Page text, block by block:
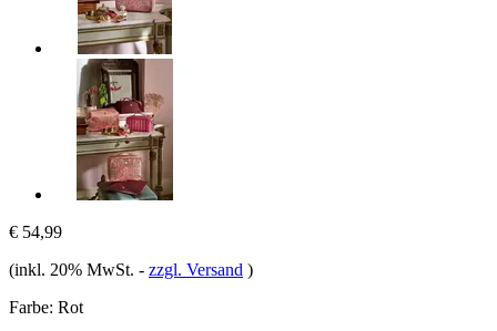
€ 54,99
(inkl. 20% MwSt. - zzgl. Versand )
Farbe: Rot